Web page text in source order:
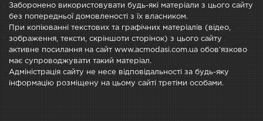
Заборонено використовувати будь-які матеріали з цього сайту
без попередньої домовленості з їх власником.
При копіюванні текстових та графічних матеріалів (відео,
зображення, тексти, скріншоти сторінок) з цього сайту
активне посилання на сайт www.acmodasi.com.ua обов'язково
має супроводжувати такий матеріал.
Адміністрація сайту не несе відповідальності за будь-яку
інформацію розміщену на цьому сайті третіми особами.